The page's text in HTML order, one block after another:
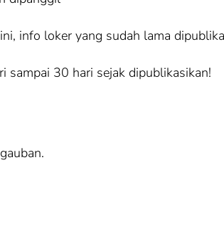
info loker yang sudah lama
sampai 30 hari sejak dipublikasikan!